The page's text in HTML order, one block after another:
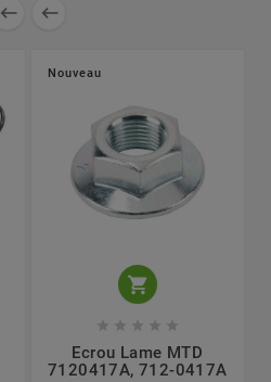
 
Nouveau

    
Ecrou Lame MTD
7120417A, 712-0417A